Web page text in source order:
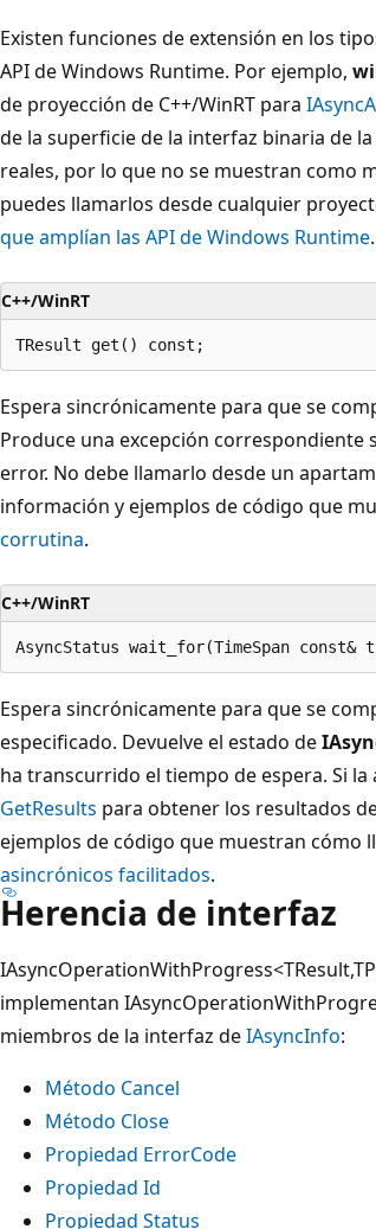
Existen funciones de extensión en los
API de Windows Runtime. Por ejemplo,
de proyección de C++/WinRT para
de la superficie de la interfaz binaria de
reales, por lo que no se muestran como
puedes llamarlos desde cualquier
que amplían las API de Windows Runtime.
C++/WinRT
Espera sincrónicamente para que se
Produce una excepción correspondiente
error. No debe llamarlo desde un
información y ejemplos de código que
corrutina.
C++/WinRT
Espera sincrónicamente para que se
especificado. Devuelve el estado de
ha transcurrido el tiempo de espera. Si
GetResults para obtener los resultados
ejemplos de código que muestran cómo
asincrónicos facilitados.
Herencia de interfaz
implementan
miembros de la interfaz deIAsyncInfo:
Método Cancel
Método Close
Propiedad ErrorCode
Propiedad Id
Propiedad Status